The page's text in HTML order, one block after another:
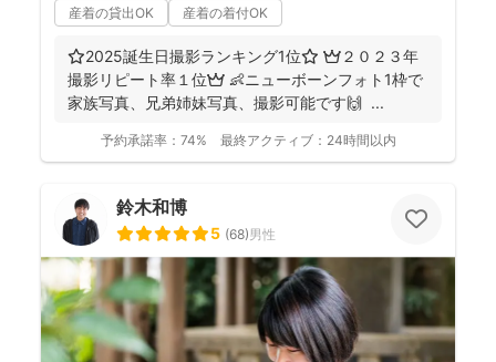
産着の貸出OK 産着の着付OK
⭐️2025誕生日撮影ランキング1位⭐️ 👑２０２３年
撮影リピート率１位👑 👶ニューボーンフォト1枠で
家族写真、兄弟姉妹写真、撮影可能です🙌 ...
予約承諾率： 74% 最終アクティブ： 24時間以内
鈴木和博
5 (68)男性